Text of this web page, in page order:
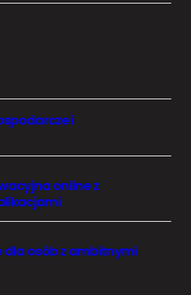
i
online z
dla osób z ambitnymi